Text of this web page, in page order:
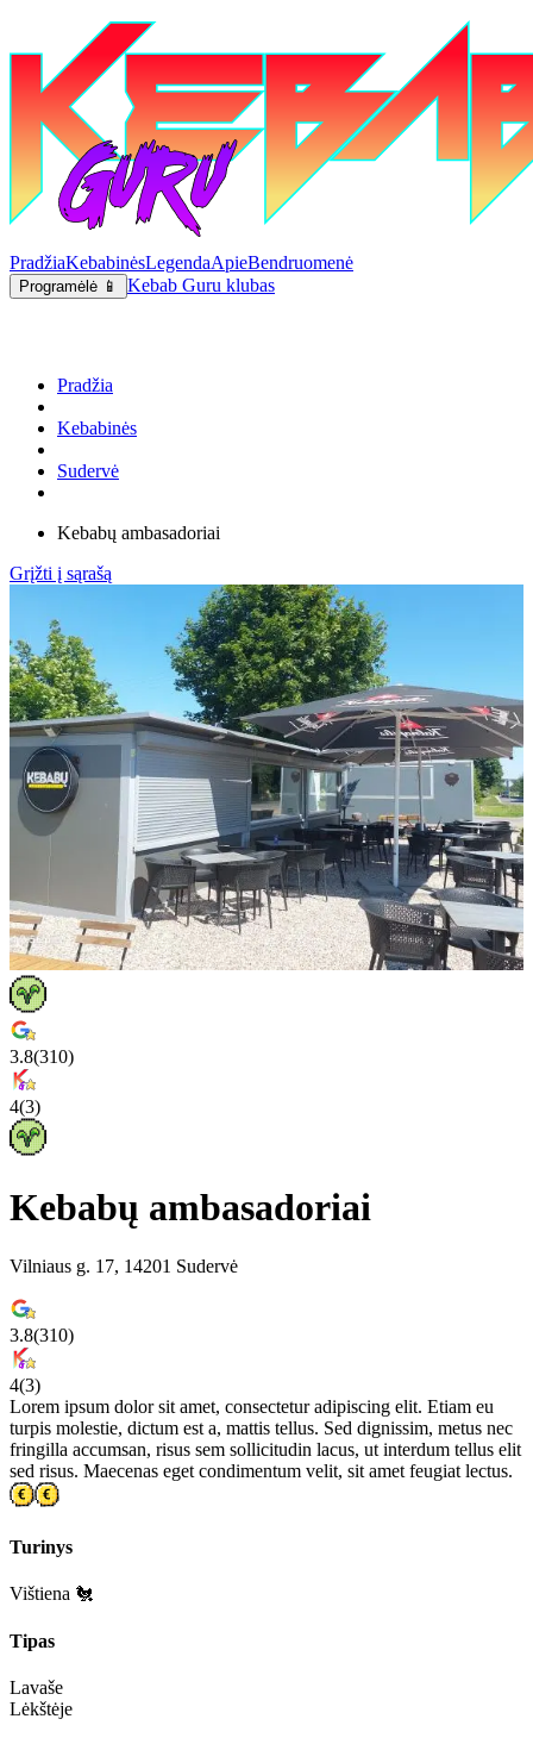
PradžiaKebabinėsLegendaApieBendruomenė
Programėlė 📱 Kebab Guru klubas
Pradžia
Kebabinės
Sudervė
Kebabų ambasadoriai
Grįžti į sąrašą
3.8(310)
4(3)
Kebabų ambasadoriai
Vilniaus g. 17, 14201 Sudervė
3.8(310)
4(3)
Lorem ipsum dolor sit amet, consectetur adipiscing elit. Etiam eu
turpis molestie, dictum est a, mattis tellus. Sed dignissim, metus nec
fringilla accumsan, risus sem sollicitudin lacus, ut interdum tellus elit
sed risus. Maecenas eget condimentum velit, sit amet feugiat lectus.
Turinys
Vištiena 🐔
Tipas
Lavaše
Lėkštėje